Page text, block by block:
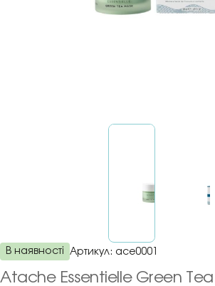
В наявності Артикул: ace0001
Atache Essentielle Green